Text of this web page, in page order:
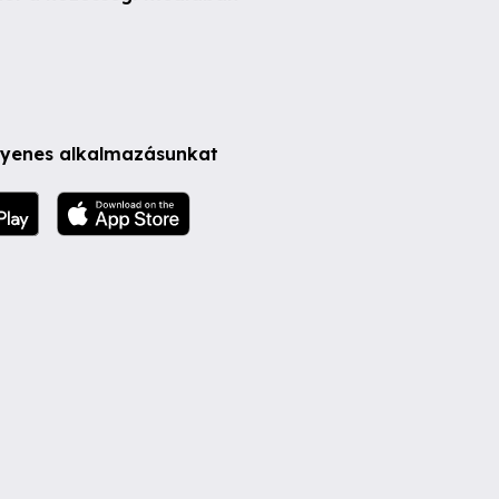
alkalmazásunkat